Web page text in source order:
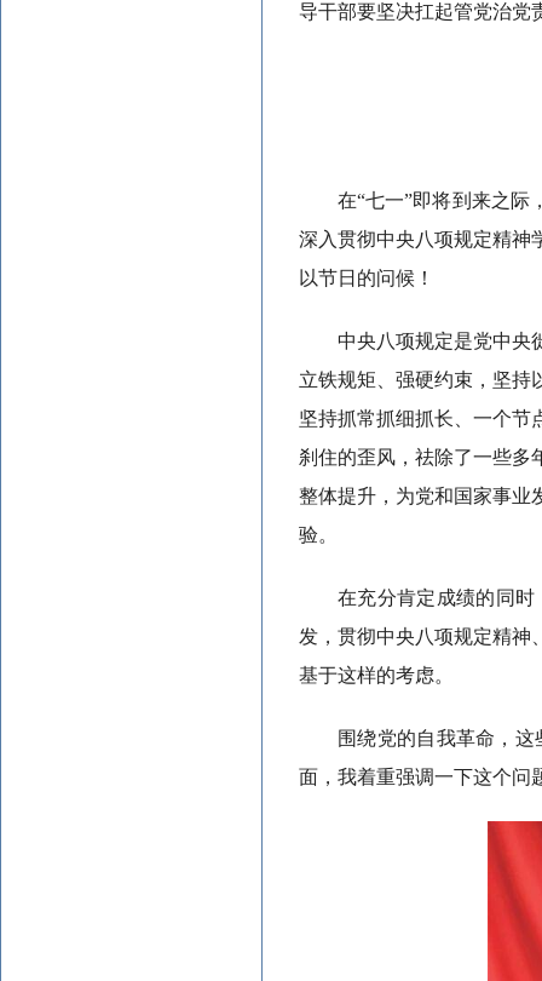
导干部要坚决扛起管党治党
在“七一”即将到来之际
深入贯彻中央八项规定精神
以节日的问候！
中央八项规定是党中央
立铁规矩、强硬约束，坚持
坚持抓常抓细抓长、一个节
刹住的歪风，祛除了一些多
整体提升，为党和国家事业
验。
在充分肯定成绩的同
发，贯彻中央八项规定精神
基于这样的考虑。
围绕党的自我革命，
面，我着重强调一下这个问